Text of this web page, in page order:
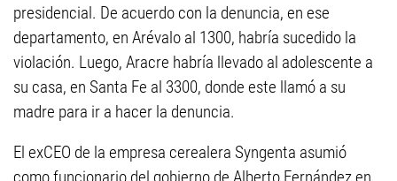
presidencial. De acuerdo con la denuncia, en ese
departamento, en Arévalo al 1300, habría sucedido la
violación. Luego, Aracre habría llevado al adolescente a
su casa, en Santa Fe al 3300, donde este llamó a su
madre para ir a hacer la denuncia.
El exCEO de la empresa cerealera Syngenta asumió